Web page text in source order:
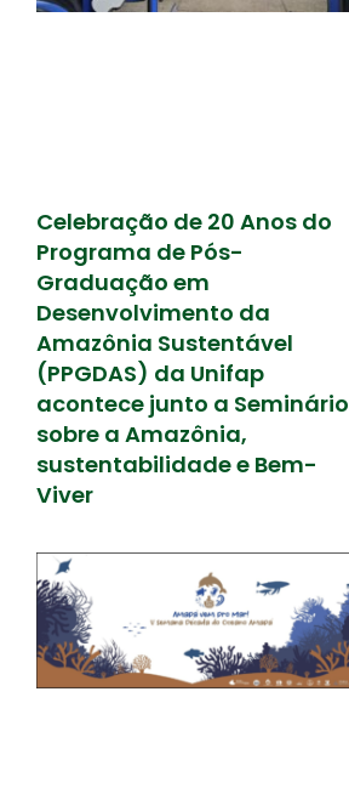
Celebração de 20 Anos do
Programa de Pós-
Graduação em
Desenvolvimento da
Amazônia Sustentável
(PPGDAS) da Unifap
acontece junto a Seminário
sobre a Amazônia,
sustentabilidade e Bem-
Viver